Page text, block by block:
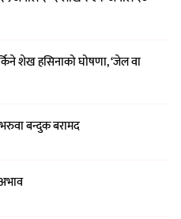
शेख हसिनाको घोषणा, ‘जेल वा
बन्दुक बरामद